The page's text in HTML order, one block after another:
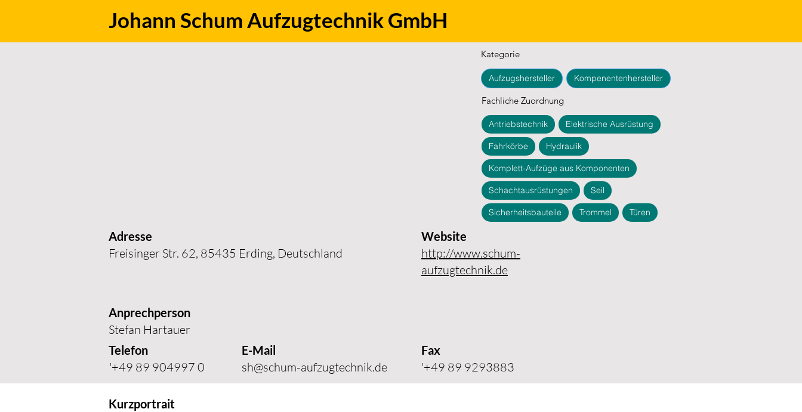
Johann Schum Aufzugtechnik GmbH
Kategorie
Aufzugshersteller Kompenentenhersteller
Fachliche Zuordnung
Antriebstechnik Elektrische Ausrüstung
Fahrkörbe Hydraulik
Komplett-Aufzüge aus Komponenten
Schachtausrüstungen Seil
Sicherheitsbauteile Trommel Türen
Adresse
Freisinger Str. 62, 85435 Erding, Deutschland
Website
http://www.schum-
aufzugtechnik.de
Anprechperson
Stefan Hartauer
Telefon
'+49 89 904997 0
E-Mail
sh@schum-aufzugtechnik.de
Fax
'+49 89 9293883
Kurzportrait